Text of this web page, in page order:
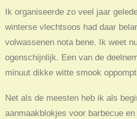
Ik organiseerde zo veel jaar
winterse vlechtsoos had daar
volwassenen nota bene. Ik weet
ogenschijnlijk. Een van de
minuut dikke witte smook
Net als de meesten heb ik als
aanmaakblokjes voor barbecue